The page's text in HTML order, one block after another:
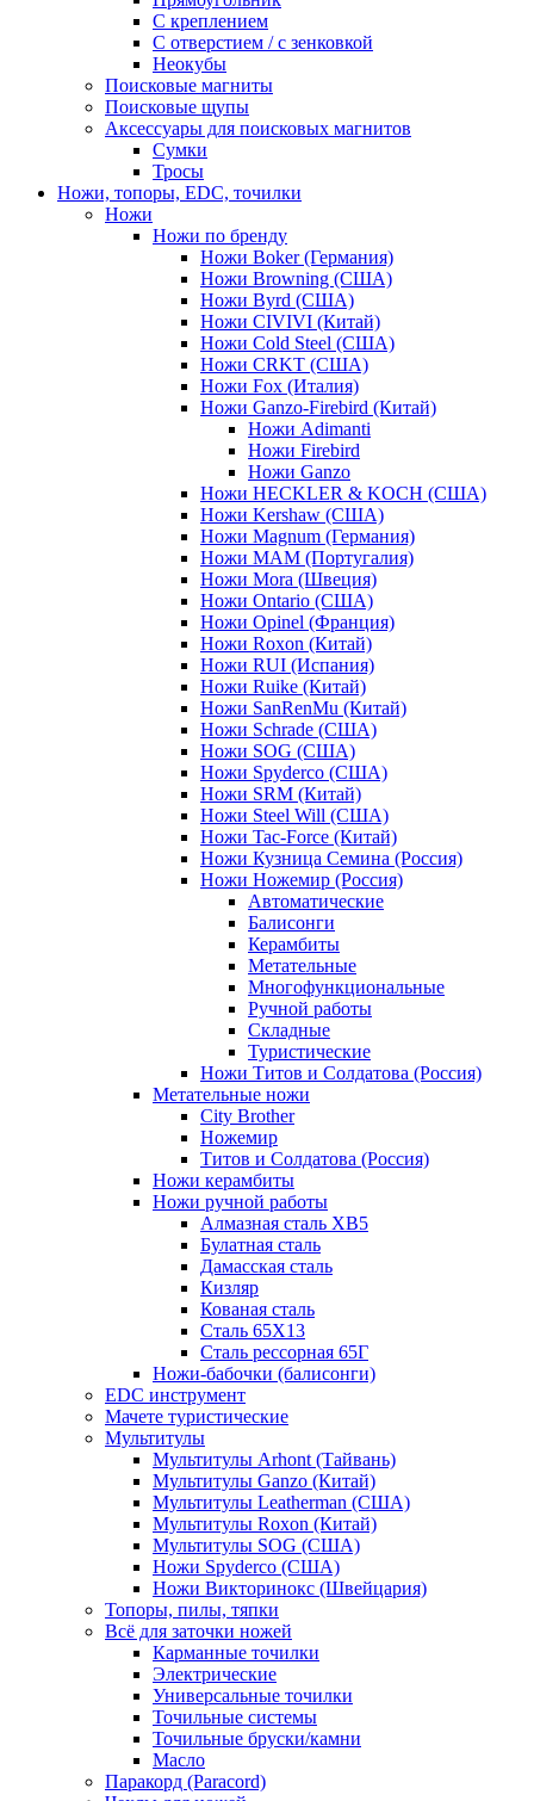
С креплением
С отверстием / с зенковкой
Неокубы
Поисковые магниты
Поисковые щупы
Аксессуары для поисковых магнитов
Сумки
Тросы
Ножи, топоры, EDC, точилки
Ножи
Ножи по бренду
Ножи Boker (Германия)
Ножи Browning (США)
Ножи Byrd (США)
Ножи CIVIVI (Китай)
Ножи Cold Steel (США)
Ножи CRKT (США)
Ножи Fox (Италия)
Ножи Ganzo-Firebird (Китай)
Ножи Adimanti
Ножи Firebird
Ножи Ganzo
Ножи HECKLER & KOCH (США)
Ножи Kershaw (США)
Ножи Magnum (Германия)
Ножи MAM (Португалия)
Ножи Mora (Швеция)
Ножи Ontario (США)
Ножи Opinel (Франция)
Ножи Roxon (Китай)
Ножи RUI (Испания)
Ножи Ruike (Китай)
Ножи SanRenMu (Китай)
Ножи Schrade (США)
Ножи SOG (США)
Ножи Spyderco (США)
Ножи SRM (Китай)
Ножи Steel Will (США)
Ножи Tac-Force (Китай)
Ножи Кузница Семина (Россия)
Ножи Ножемир (Россия)
Автоматические
Балисонги
Керамбиты
Метательные
Многофункциональные
Ручной работы
Складные
Туристические
Ножи Титов и Солдатова (Россия)
Метательные ножи
City Brother
Ножемир
Титов и Солдатова (Россия)
Ножи керамбиты
Ножи ручной работы
Алмазная сталь ХВ5
Булатная сталь
Дамасская сталь
Кизляр
Кованая сталь
Сталь 65Х13
Сталь рессорная 65Г
Ножи-бабочки (балисонги)
EDC инструмент
Мачете туристические
Мультитулы
Мультитулы Arhont (Тайвань)
Мультитулы Ganzo (Китай)
Мультитулы Leatherman (США)
Мультитулы Roxon (Китай)
Мультитулы SOG (США)
Ножи Spyderco (США)
Ножи Викторинокс (Швейцария)
Топоры, пилы, тяпки
Всё для заточки ножей
Карманные точилки
Электрические
Универсальные точилки
Точильные системы
Точильные бруски/камни
Масло
Паракорд (Paracord)